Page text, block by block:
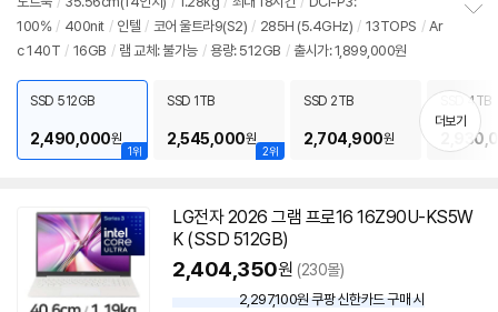
100% / 400nit / 인텔 / 코어 울트라9(S2) / 285H (5.4GHz) / 13TOPS / Ar
c 140T / 16GB / 램 교체: 불가능 / 용량: 512GB / 출시가: 1,899,000원
치
기
1위
SSD 512GB
2,490,000원
2위
SSD 1TB
2,545,000원
SSD 2TB
2,704,900원
SSD 4TB
더보기
LG전자 2026 그램 프로16 16Z90U-KS5W
K (SSD 512GB)
2,404,350원 (230몰)
2,297,100원 쿠팡 신한카드 구매 시